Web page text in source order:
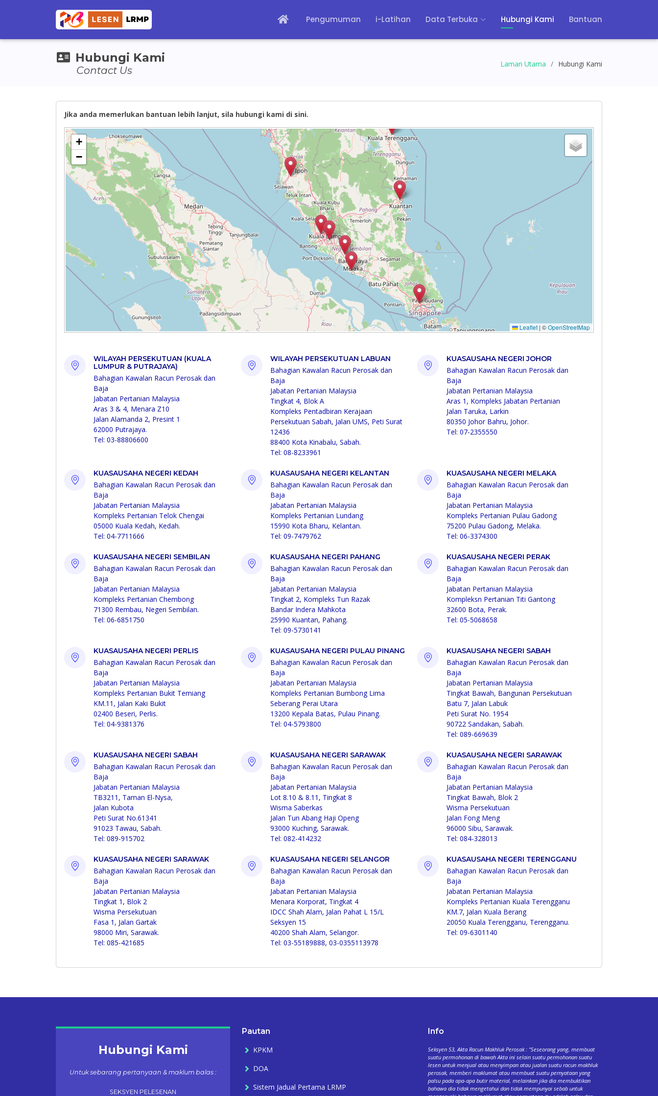
Pengumuman i-Latihan Data Terbuka Hubungi Kami Bantuan
Hubungi Kami
Contact Us
Laman Utama Hubungi Kami
Jika anda memerlukan bantuan lebih lanjut, sila hubungi kami di sini.
WILAYAH PERSEKUTUAN (KUALA
LUMPUR & PUTRAJAYA)
Bahagian Kawalan Racun Perosak dan
Baja
Jabatan Pertanian Malaysia
Aras 3 & 4, Menara Z10
Jalan Alamanda 2, Presint 1
62000 Putrajaya.
Tel: 03-88806600
WILAYAH PERSEKUTUAN LABUAN
Bahagian Kawalan Racun Perosak dan
Baja
Jabatan Pertanian Malaysia
Tingkat 4, Blok A
Kompleks Pentadbiran Kerajaan
Persekutuan Sabah, Jalan UMS, Peti Surat
12436
88400 Kota Kinabalu, Sabah.
Tel: 08-8233961
KUASAUSAHA NEGERI JOHOR
Bahagian Kawalan Racun Perosak dan
Baja
Jabatan Pertanian Malaysia
Aras 1, Kompleks Jabatan Pertanian
Jalan Taruka, Larkin
80350 Johor Bahru, Johor.
Tel: 07-2355550
KUASAUSAHA NEGERI KEDAH
Bahagian Kawalan Racun Perosak dan
Baja
Jabatan Pertanian Malaysia
Kompleks Pertanian Telok Chengai
05000 Kuala Kedah, Kedah.
Tel: 04-7711666
KUASAUSAHA NEGERI KELANTAN
Bahagian Kawalan Racun Perosak dan
Baja
Jabatan Pertanian Malaysia
Kompleks Pertanian Lundang
15990 Kota Bharu, Kelantan.
Tel: 09-7479762
KUASAUSAHA NEGERI MELAKA
Bahagian Kawalan Racun Perosak dan
Baja
Jabatan Pertanian Malaysia
Kompleks Pertanian Pulau Gadong
75200 Pulau Gadong, Melaka.
Tel: 06-3374300
KUASAUSAHA NEGERI SEMBILAN
Bahagian Kawalan Racun Perosak dan
Baja
Jabatan Pertanian Malaysia
Kompleks Pertanian Chembong
71300 Rembau, Negeri Sembilan.
Tel: 06-6851750
KUASAUSAHA NEGERI PAHANG
Bahagian Kawalan Racun Perosak dan
Baja
Jabatan Pertanian Malaysia
Tingkat 2, Kompleks Tun Razak
Bandar Indera Mahkota
25990 Kuantan, Pahang.
Tel: 09-5730141
KUASAUSAHA NEGERI PERAK
Bahagian Kawalan Racun Perosak dan
Baja
Jabatan Pertanian Malaysia
Kompleksn Pertanian Titi Gantong
32600 Bota, Perak.
Tel: 05-5068658
KUASAUSAHA NEGERI PERLIS
Bahagian Kawalan Racun Perosak dan
Baja
Jabatan Pertanian Malaysia
Kompleks Pertanian Bukit Temiang
KM.11, Jalan Kaki Bukit
02400 Beseri, Perlis.
Tel: 04-9381376
KUASAUSAHA NEGERI PULAU PINANG
Bahagian Kawalan Racun Perosak dan
Baja
Jabatan Pertanian Malaysia
Kompleks Pertanian Bumbong Lima
Seberang Perai Utara
13200 Kepala Batas, Pulau Pinang.
Tel: 04-5793800
KUASAUSAHA NEGERI SABAH
Bahagian Kawalan Racun Perosak dan
Baja
Jabatan Pertanian Malaysia
Tingkat Bawah, Bangunan Persekutuan
Batu 7, Jalan Labuk
Peti Surat No. 1954
90722 Sandakan, Sabah.
Tel: 089-669639
KUASAUSAHA NEGERI SABAH
Bahagian Kawalan Racun Perosak dan
Baja
Jabatan Pertanian Malaysia
TB3211, Taman El-Nysa,
Jalan Kubota
Peti Surat No.61341
91023 Tawau, Sabah.
Tel: 089-915702
KUASAUSAHA NEGERI SARAWAK
Bahagian Kawalan Racun Perosak dan
Baja
Jabatan Pertanian Malaysia
Lot 8.10 & 8.11, Tingkat 8
Wisma Saberkas
Jalan Tun Abang Haji Openg
93000 Kuching, Sarawak.
Tel: 082-414232
KUASAUSAHA NEGERI SARAWAK
Bahagian Kawalan Racun Perosak dan
Baja
Jabatan Pertanian Malaysia
Tingkat Bawah, Blok 2
Wisma Persekutuan
Jalan Fong Meng
96000 Sibu, Sarawak.
Tel: 084-328013
KUASAUSAHA NEGERI SARAWAK
Bahagian Kawalan Racun Perosak dan
Baja
Jabatan Pertanian Malaysia
Tingkat 1, Blok 2
Wisma Persekutuan
Fasa 1, Jalan Gartak
98000 Miri, Sarawak.
Tel: 085-421685
KUASAUSAHA NEGERI SELANGOR
Bahagian Kawalan Racun Perosak dan
Baja
Jabatan Pertanian Malaysia
Menara Korporat, Tingkat 4
IDCC Shah Alam, Jalan Pahat L 15/L
Seksyen 15
40200 Shah Alam, Selangor.
Tel: 03-55189888, 03-0355113978
KUASAUSAHA NEGERI TERENGGANU
Bahagian Kawalan Racun Perosak dan
Baja
Jabatan Pertanian Malaysia
Kompleks Pertanian Kuala Terengganu
KM.7, Jalan Kuala Berang
20050 Kuala Terengganu, Terengganu.
Tel: 09-6301140
Hubungi Kami
Untuk sebarang pertanyaan & maklum balas :
SEKSYEN PELESENAN
Pautan
KPKM
DOA
Sistem Jadual Pertama LRMP
Info
Seksyen 53, Akta Racun Makhluk Perosak : "Seseorang yang, membuat
suatu permohonan di bawah Akta ini selain suatu permohonan suatu
lesen untuk menjual atau menyimpan atau jualan suatu racun makhluk
perosak, memberi maklumat atau membuat suatu pernyataan yang
palsu pada apa-apa butir material, melainkan jika dia membuktikan
bahawa dia tidak mengetahui dan tidak mempunyai sebab untuk